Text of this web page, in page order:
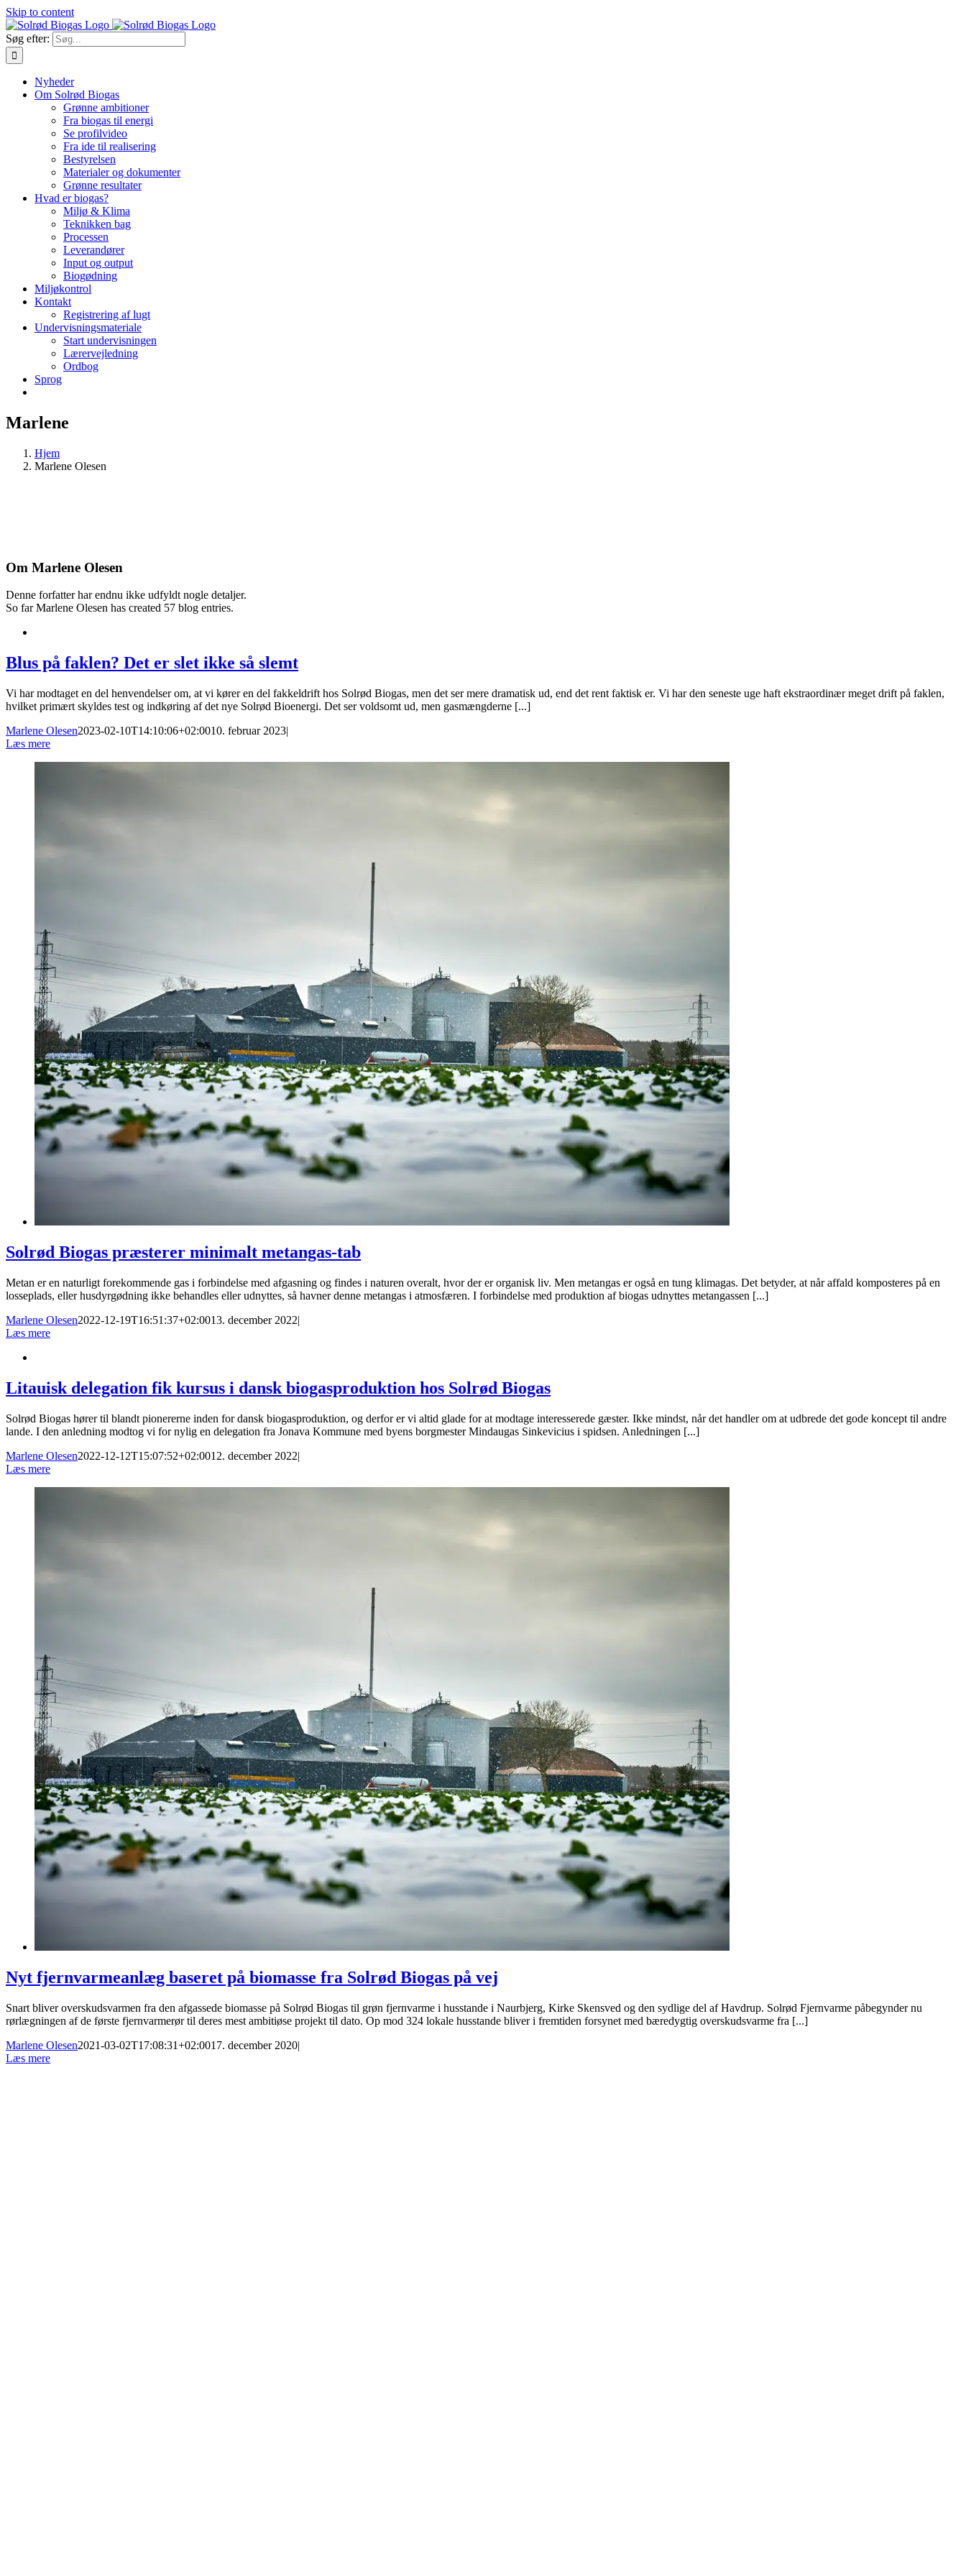
Skip to content
Søg efter:
Nyheder
Om Solrød Biogas
Grønne ambitioner
Fra biogas til energi
Se profilvideo
Fra ide til realisering
Bestyrelsen
Materialer og dokumenter
Grønne resultater
Hvad er biogas?
Miljø & Klima
Teknikken bag
Processen
Leverandører
Input og output
Biogødning
Miljøkontrol
Kontakt
Registrering af lugt
Undervisningsmateriale
Start undervisningen
Lærervejledning
Ordbog
Sprog
Marlene
Hjem
Marlene Olesen
Om Marlene Olesen
Denne forfatter har endnu ikke udfyldt nogle detaljer.
So far Marlene Olesen has created 57 blog entries.
Blus på faklen? Det er slet ikke så slemt
Vi har modtaget en del henvendelser om, at vi kører en del fakkeldrift hos Solrød Biogas, men det ser mere dramatisk ud, end det rent faktisk er. Vi har den seneste uge haft ekstraordinær meget drift på faklen,
hvilket primært skyldes test og indkøring af det nye Solrød Bioenergi. Det ser voldsomt ud, men gasmængderne [...]
Marlene Olesen2023-02-10T14:10:06+02:0010. februar 2023|
Læs mere
Solrød Biogas præsterer minimalt metangas-tab
Metan er en naturligt forekommende gas i forbindelse med afgasning og findes i naturen overalt, hvor der er organisk liv. Men metangas er også en tung klimagas. Det betyder, at når affald komposteres på en
losseplads, eller husdyrgødning ikke behandles eller udnyttes, så havner denne metangas i atmosfæren. I forbindelse med produktion af biogas udnyttes metangassen [...]
Marlene Olesen2022-12-19T16:51:37+02:0013. december 2022|
Læs mere
Litauisk delegation fik kursus i dansk biogasproduktion hos Solrød Biogas
Solrød Biogas hører til blandt pionererne inden for dansk biogasproduktion, og derfor er vi altid glade for at modtage interesserede gæster. Ikke mindst, når det handler om at udbrede det gode koncept til andre
lande. I den anledning modtog vi for nylig en delegation fra Jonava Kommune med byens borgmester Mindaugas Sinkevicius i spidsen. Anledningen [...]
Marlene Olesen2022-12-12T15:07:52+02:0012. december 2022|
Læs mere
Nyt fjernvarmeanlæg baseret på biomasse fra Solrød Biogas på vej
Snart bliver overskudsvarmen fra den afgassede biomasse på Solrød Biogas til grøn fjernvarme i husstande i Naurbjerg, Kirke Skensved og den sydlige del af Havdrup. Solrød Fjernvarme påbegynder nu
rørlægningen af de første fjernvarmerør til deres mest ambitiøse projekt til dato. Op mod 324 lokale husstande bliver i fremtiden forsynet med bæredygtig overskudsvarme fra [...]
Marlene Olesen2021-03-02T17:08:31+02:0017. december 2020|
Læs mere